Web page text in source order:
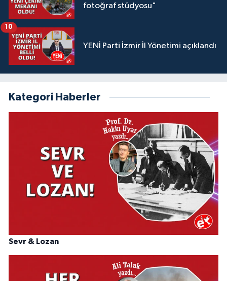
fotoğraf stüdyosu"
YENİ Parti İzmir İl Yönetimi açıklandı
10
Kategori Haberler
Sevr & Lozan